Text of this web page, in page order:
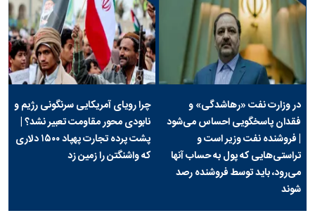
در وزارت نفت «رهاشدگی» و
فقدان پاسخگویی احساس می‌شود
| فروشنده نفت وزیر است و
تراستی‌هایی که پول به حساب آنها
می‌رود، باید توسط فروشنده رصد
شوند
چرا رویای آمریکایی سرنگونی رژیم و
نابودی محور مقاومت تعبیر نشد؟ |
پشت پرده تجارت پهپاد‌ ۱۵۰۰ دلاری
که واشنگتن را زمین زد